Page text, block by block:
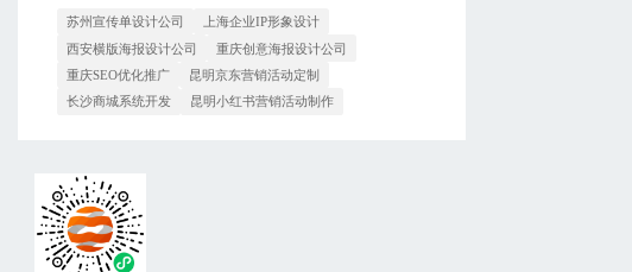
苏州宣传单设计公司
上海企业IP形象设计
西安横版海报设计公司
重庆创意海报设计公司
重庆SEO优化推广
昆明京东营销活动定制
长沙商城系统开发
昆明小红书营销活动制作